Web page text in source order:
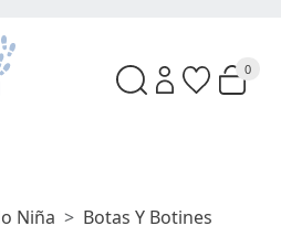
0
Niña
Botas Y Botines